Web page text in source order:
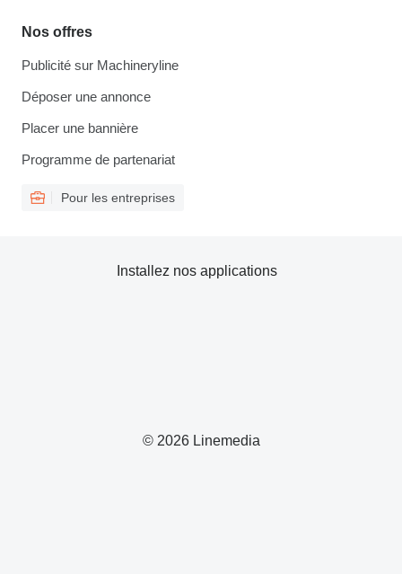
Nos offres
Publicité sur Machineryline
Déposer une annonce
Placer une bannière
Programme de partenariat
Pour les entreprises
© 2026 Linemedia
Installez nos applications